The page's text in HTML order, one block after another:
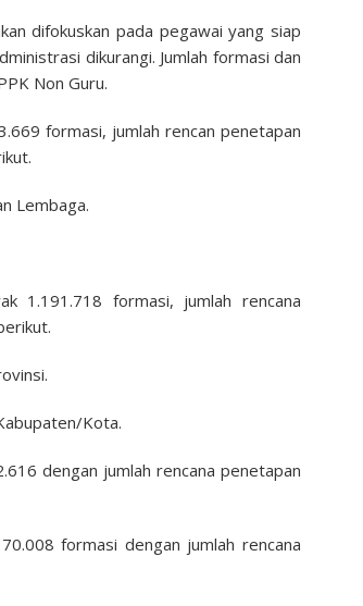
difokuskan pada pegawai yang siap
dikurangi. Jumlah formasi dan
Non Guru.
formasi, jumlah rencan penetapan
Lembaga.
1.191.718 formasi, jumlah rencana
Kota.
dengan jumlah rencana penetapan
formasi dengan jumlah rencana